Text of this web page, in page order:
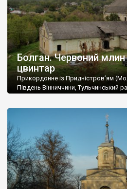
Болган. Червоний млин
цвинтар
Прикордонне із Придністров’ям
Південь Вінниччини, Тульчинський
старовинний цвинтар із кам’яними
збереглися, написані кирилицею,
мовою. За всіма традиційними
український. Хрести датуються 19
роках Болган […]